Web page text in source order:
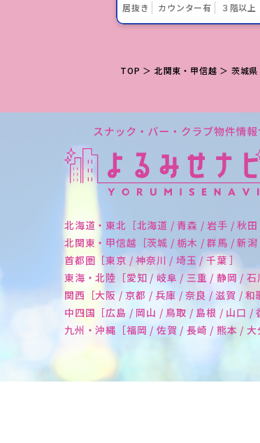
居抜き
カウンター有 ３階以上
TOP ＞ 北関東・甲信越 ＞ 茨城県
北海道・東北［北海道 / 青森 / 岩手 / 秋田
北関東・甲信越［茨城 / 栃木 / 群馬 / 新潟
首都圏［東京 / 神奈川 / 埼玉 / 千葉 ］
東海・北陸［愛知 / 岐阜 / 三重 / 静岡 / 石
関西［大阪 / 京都 / 兵庫 / 奈良 / 滋賀 / 和
中四国［広島 / 岡山 / 鳥取 / 島根 / 山口 /
九州・沖縄［福岡 / 佐賀 / 長崎 / 熊本 / 大